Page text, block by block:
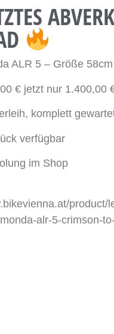
ALR 5 – Größe 58cm
€ jetzt nur 1.400,00
komplett
verfügbar
im Shop
product/
alr-5-crimson-